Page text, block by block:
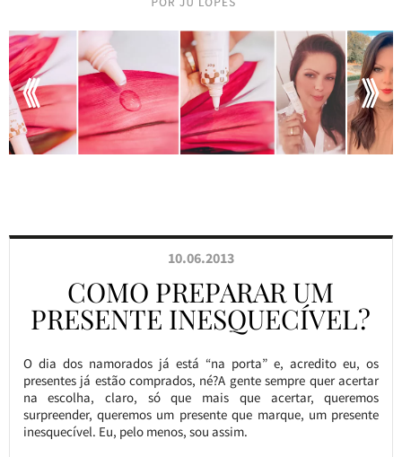
10.06.2013
COMO PREPARAR UM
PRESENTE INESQUECÍVEL?
O dia dos namorados já está “na porta” e, acredito eu, os
presentes já estão comprados, né?A gente sempre quer acertar
na escolha, claro, só que mais que acertar, queremos
surpreender, queremos um presente que marque, um presente
inesquecível. Eu, pelo menos, sou assim.